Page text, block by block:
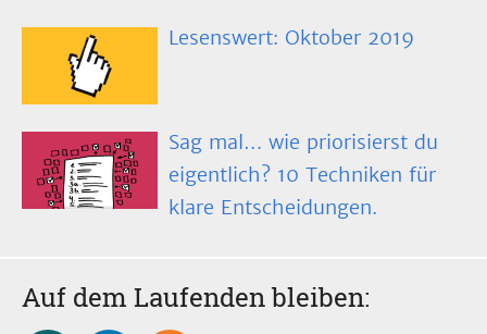
Lesenswert: Oktober 2019
Sag mal… wie priorisierst du
eigentlich? 10 Techniken für
klare Entscheidungen.
Auf dem Laufenden bleiben: